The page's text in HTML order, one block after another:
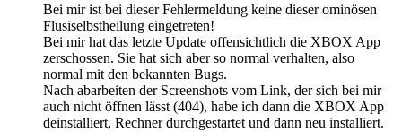
Bei mir ist bei dieser Fehlermeldung keine dieser ominösen
Flusiselbstheilung eingetreten!
Bei mir hat das letzte Update offensichtlich die XBOX App
zerschossen. Sie hat sich aber so normal verhalten, also
normal mit den bekannten Bugs.
Nach abarbeiten der Screenshots vom Link, der sich bei mir
auch nicht öffnen lässt (404), habe ich dann die XBOX App
deinstalliert, Rechner durchgestartet und dann neu installiert.